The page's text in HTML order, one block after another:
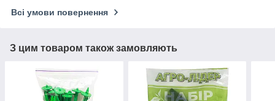
Всі умови повернення
З цим товаром також замовляють